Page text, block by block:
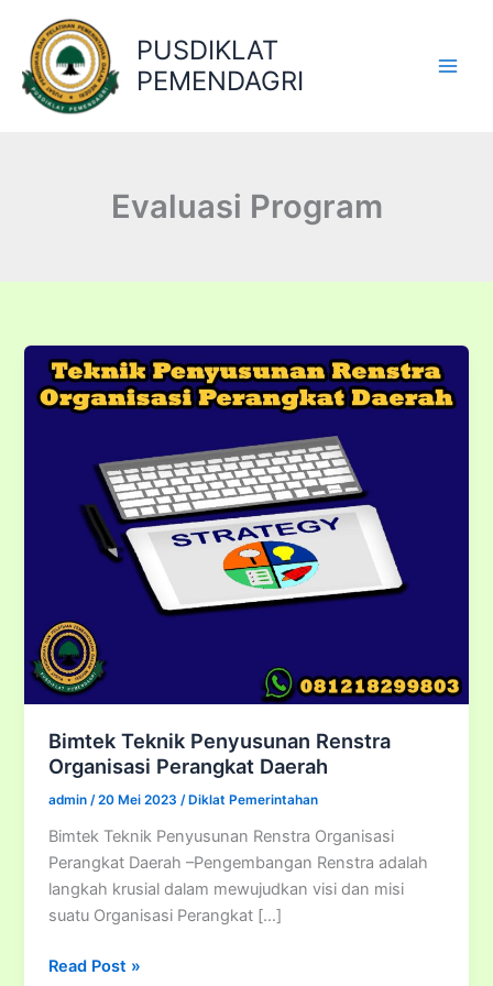
konten
PUSDIKLAT
PEMENDAGRI
Evaluasi Program
Bimtek Teknik Penyusunan Renstra
Organisasi Perangkat Daerah
admin/20 Mei 2023/ Diklat Pemerintahan
Bimtek Teknik Penyusunan Renstra Organisasi
Perangkat Daerah –Pengembangan Renstra adalah
langkah krusial dalam mewujudkan visi dan misi
suatu Organisasi Perangkat […]
Bimtek
Read Post »